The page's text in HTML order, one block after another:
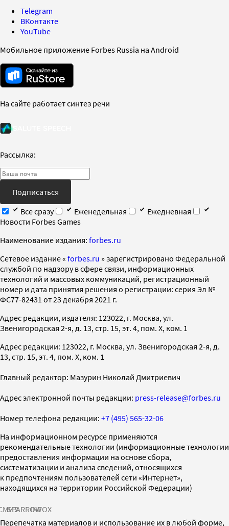
Telegram
ВКонтакте
YouTube
Мобильное приложение Forbes Russia на Android
На сайте работает синтез речи
Рассылка:
Подписаться
Все сразу
Еженедельная
Ежедневная
Новости Forbes Games
Наименование издания: forbes.ru
Cетевое издание « forbes.ru » зарегистрировано Федеральной
службой по надзору в сфере связи, информационных
технологий и массовых коммуникаций, регистрационный
номер и дата принятия решения о регистрации: серия Эл №
ФС77-82431 от 23 декабря 2021 г.
Адрес редакции, издателя: 123022, г. Москва, ул.
Звенигородская 2-я, д. 13, стр. 15, эт. 4, пом. X, ком. 1
Адрес редакции: 123022, г. Москва, ул. Звенигородская 2-я, д.
13, стр. 15, эт. 4, пом. X, ком. 1
Главный редактор: Мазурин Николай Дмитриевич
Адрес электронной почты редакции: press-release@forbes.ru
Номер телефона редакции: +7 (495) 565-32-06
На информационном ресурсе применяются
рекомендательные технологии (информационные технологии
предоставления информации на основе сбора,
систематизации и анализа сведений, относящихся
к предпочтениям пользователей сети «Интернет»,
находящихся на территории Российской Федерации)
SPARROWINFOX
Перепечатка материалов и использование их в любой форме,